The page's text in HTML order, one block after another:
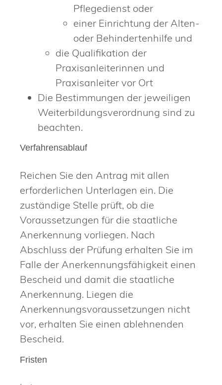
Pflegedienst oder
einer Einrichtung der Alten-
oder Behindertenhilfe und
die Qualifikation der
Praxisanleiterinnen und
Praxisanleiter vor Ort
Die Bestimmungen der jeweiligen
Weiterbildungsverordnung sind zu
beachten.
Verfahrensablauf
Reichen Sie den Antrag mit allen
erforderlichen Unterlagen ein. Die
zuständige Stelle prüft, ob die
Voraussetzungen für die staatliche
Anerkennung vorliegen. Nach
Abschluss der Prüfung erhalten Sie im
Falle der Anerkennungsfähigkeit einen
Bescheid und damit die staatliche
Anerkennung. Liegen die
Anerkennungsvoraussetzungen nicht
vor, erhalten Sie einen ablehnenden
Bescheid.
Fristen